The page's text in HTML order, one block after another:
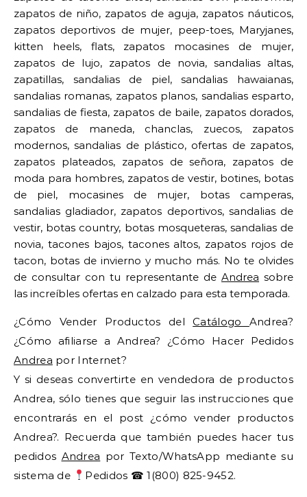
zapatos de niño, zapatos de aguja, zapatos náuticos,
zapatos deportivos de mujer, peep-toes, Maryjanes,
kitten heels, flats, zapatos mocasines de mujer,
zapatos de lujo, zapatos de novia, sandalias altas,
zapatillas, sandalias de piel, sandalias hawaianas,
sandalias romanas, zapatos planos, sandalias esparto,
sandalias de fiesta, zapatos de baile, zapatos dorados,
zapatos de maneda, chanclas, zuecos, zapatos
modernos, sandalias de plástico, ofertas de zapatos,
zapatos plateados, zapatos de señora, zapatos de
moda para hombres, zapatos de vestir, botines, botas
de piel, mocasines de mujer, botas camperas,
sandalias gladiador, zapatos deportivos, sandalias de
vestir, botas country, botas mosqueteras, sandalias de
novia, tacones bajos, tacones altos, zapatos rojos de
tacon, botas de invierno y mucho más. No te olvides
de consultar con tu representante de Andrea sobre
las increíbles ofertas en calzado para esta temporada.
¿Cómo Vender Productos delCatálogo Andrea?
¿Cómo afiliarse a Andrea? ¿Cómo Hacer Pedidos
Andrea por Internet?
Y si deseas convertirte en vendedora de productos
Andrea, sólo tienes que seguir las instrucciones que
encontrarás en el post ¿cómo vender productos
Andrea?. Recuerda que también puedes hacer tus
pedidos Andrea por Texto/WhatsApp mediante su
sistema de
Pedidos ☎ 1(800) 825-9452.